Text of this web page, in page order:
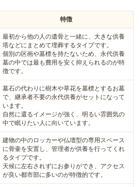
特徴
最初から他の人の遺骨と一緒に、大きな供養
塔などにまとめて埋葬するタイプです。
個別の区画や墓標を持たないため、永代供養
墓の中では最も費用を安く抑えられるのが特
徴です。
墓石の代わりに樹木や草花を墓標とするお墓
で、継承者不要の永代供養がセットになって
います。
自然に還るイメージが強く、明るい雰囲気の
中で眠りたい人に向いています。
建物の中のロッカーや仏壇型の専用スペース
に骨壷を安置し、管理者が供養を行ってくれ
るタイプです。
天候に左右されずにお参りができ、アクセス
が良い都市部に多いのが特徴的です。